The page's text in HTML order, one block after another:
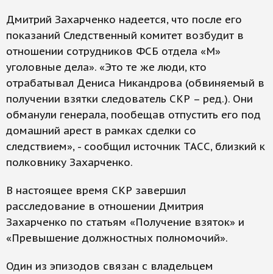
Дмитрий Захарченко надеется, что после его
показаний Следственный комитет возбудит в
отношении сотрудников ФСБ отдела «М»
уголовные дела». «Это те же люди, кто
отрабатывал Дениса Никандрова (обвиняемый в
получении взятки следователь СКР – ред.). Они
обманули генерала, пообещав отпустить его под
домашний арест в рамках сделки со
следствием», - сообщил источник ТАСС, близкий к
полковнику Захарченко.
В настоящее время СКР завершил
расследование в отношении Дмитрия
Захарченко по статьям «Получение взяток» и
«Превышение должностных полномочий».
Один из эпизодов связан с владельцем